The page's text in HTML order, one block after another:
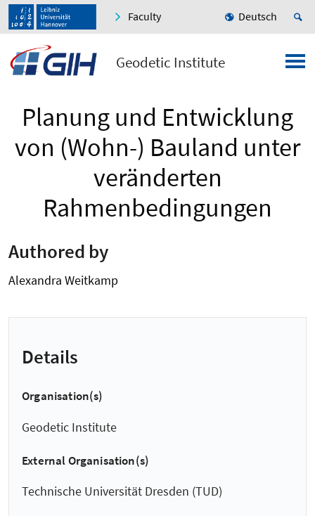
Faculty Deutsch
Geodetic Institute
Planung und Entwicklung
von (Wohn-) Bauland unter
veränderten
Rahmenbedingungen
Authored by
Alexandra Weitkamp
Details
Organisation(s)
Geodetic Institute
External Organisation(s)
Technische Universität Dresden (TUD)